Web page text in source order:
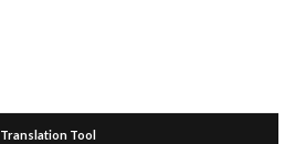
Translation Tool